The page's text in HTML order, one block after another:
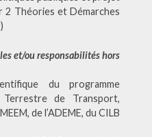
2 Théories et Démarches
et/ou responsabilités hors
du programme
de Transport,
de l’ADEME, du CILB